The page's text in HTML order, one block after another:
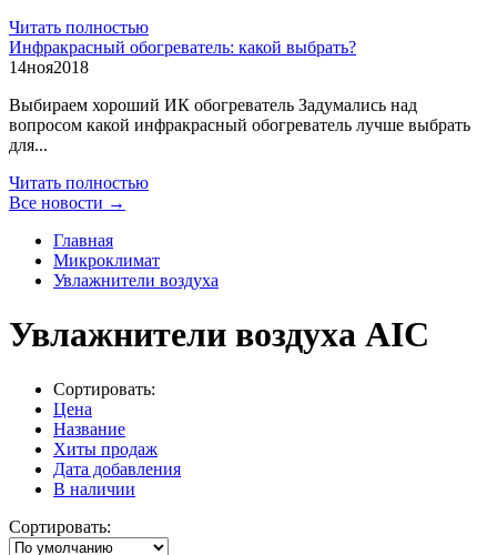
Читать полностью
Инфракрасный обогреватель: какой выбрать?
14ноя2018
Выбираем хороший ИК обогреватель Задумались над
вопросом какой инфракрасный обогреватель лучше выбрать
для...
Читать полностью
Все новости →
Главная
Микроклимат
Увлажнители воздуха
Увлажнители воздуха AIC
Сортировать:
Цена
Название
Хиты продаж
Дата добавления
В наличии
Сортировать: